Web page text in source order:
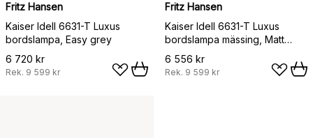
Fritz Hansen
Kaiser Idell 6631-T Luxus
bordslampa, Easy grey
6 720 kr
Rek. 9 599 kr
Fritz Hansen
Kaiser Idell 6631-T Luxus
bordslampa mässing, Matt
black
6 556 kr
Rek. 9 599 kr